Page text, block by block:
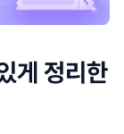
게 정리한